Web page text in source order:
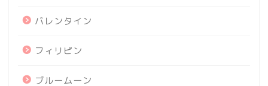
バレンタイン
フィリピン
ブルームーン